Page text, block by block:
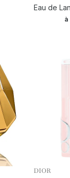
Eau de
DIOR